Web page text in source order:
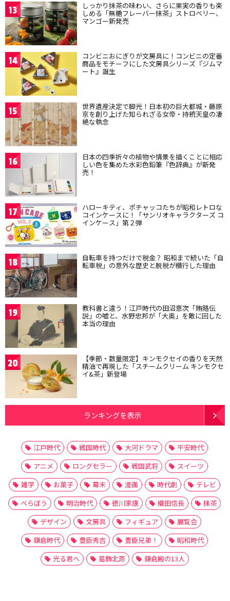
13 しっかり抹茶の味わい、さらに果実の香りも楽
しめる「無糖フレーバー抹茶」ストロベリー、
マンゴー新発売
14 コンビニおにぎりが文房具に！コンビニの定番
商品をモチーフにした文房具シリーズ『ジムマ
ート』誕生
15 世界遺産決定で脚光！日本初の巨大都城・藤原
京を創り上げた知られざる女帝・持統天皇の凄
絶な執念
16 日本の四季折々の植物や情景を描くことに相応
しい色を集めた水彩色鉛筆『色辞典』が新発
売！
17 ハローキティ、ポチャッコたちが昭和レトロな
コインケースに！「サンリオキャラクターズ コ
インケース」第２弾
18 自転車を持つだけで税金？ 昭和まで続いた「自
転車税」の意外な歴史と脱税が横行した理由
19 教科書と違う！江戸時代の田沼意次「賄賂伝
説」の嘘と、水野忠邦が「大奥」を敵に回した
本当の理由
20 【季節・数量限定】キンモクセイの香りを天然
精油で再現した「スチームクリーム キンモクセ
イ&茶」新登場
ランキングを表示
江戸時代 戦国時代 大河ドラマ
平安時代
アニメ
ロングセラー 戦国武将
スイーツ
雑学
お菓子 幕末 漫画 時代劇
テレビ
べらぼう
明治時代 徳川家康 織田信長
抹茶
デザイン
文房具 フィギュア
展覧会
鎌倉時代
豊臣秀吉 豊臣兄弟！
昭和時代
光る君へ
葛飾北斎 鎌倉殿の13人